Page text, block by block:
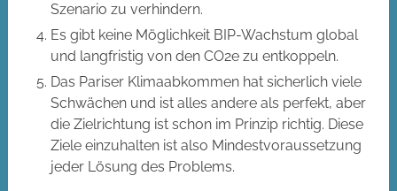
Szenario zu verhindern.
Es gibt keine Möglichkeit BIP-Wachstum global
und langfristig von den CO2e zu entkoppeln.
Das Pariser Klimaabkommen hat sicherlich viele
Schwächen und ist alles andere als perfekt, aber
die Zielrichtung ist schon im Prinzip richtig. Diese
Ziele einzuhalten ist also Mindestvoraussetzung
jeder Lösung des Problems.